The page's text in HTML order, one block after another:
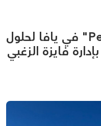
غداً: افتتاح متجر "Perfect" في يافا لحلول
فايزة الزغبي